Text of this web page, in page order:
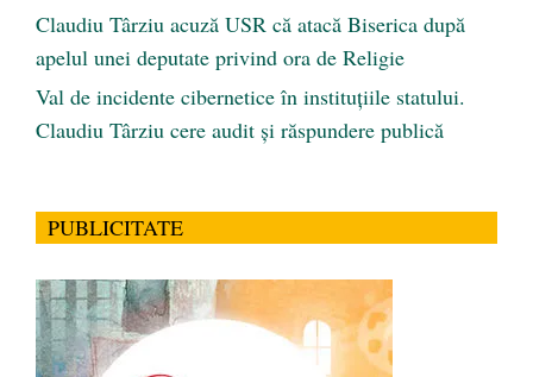
Claudiu Târziu acuză USR că atacă Biserica după
apelul unei deputate privind ora de Religie
Val de incidente cibernetice în instituțiile statului.
Claudiu Târziu cere audit și răspundere publică
PUBLICITATE